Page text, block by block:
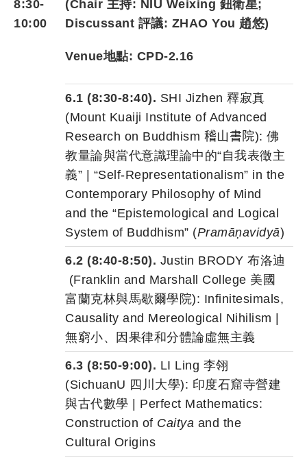
8:30-
10:00
(Chair 主持: NIU Weixing 鈕衛星;
Discussant 評議: ZHAO You 趙悠)
Venue地點: CPD-2.16
6.1 (8:30-8:40). SHI Jizhen 釋寂真
(Mount Kuaiji Institute of Advanced
Research on Buddhism 稽山書院): 佛
教量論與當代意識理論中的“自我表徵主
義” | “Self-Representationalism” in the
Contemporary Philosophy of Mind
and the “Epistemological and Logical
System of Buddhism” (Pramāṇavidyā)
6.2 (8:40-8:50). Justin BRODY 布洛迪
(Franklin and Marshall College 美國
富蘭克林與馬歇爾學院): Infinitesimals,
Causality and Mereological Nihilism |
無窮小、因果律和分體論虛無主義
6.3 (8:50-9:00). LI Ling 李翎
(SichuanU 四川大學): 印度石窟寺營建
與古代數學 | Perfect Mathematics:
Construction of Caitya and the
Cultural Origins